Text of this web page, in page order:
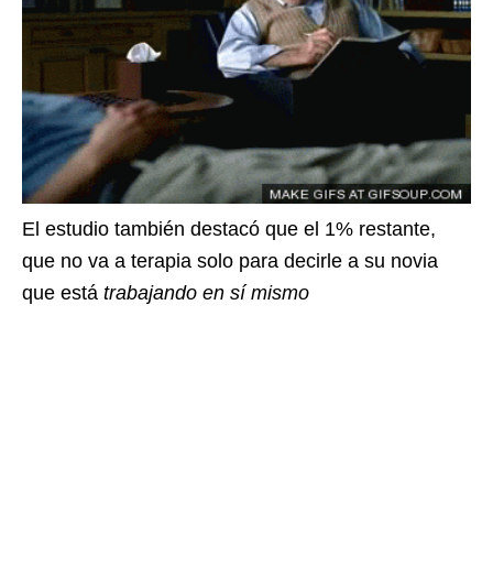
El estudio también destacó que el 1% restante,
que no va a terapia solo para decirle a su novia
que está trabajando en sí mismo